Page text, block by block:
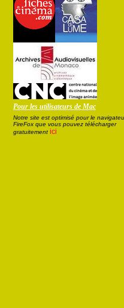
Pour les utilisateurs de Mac
Notre site est optimisé pour le
FireFox que vous pouvez télécharger
gratuitement ici